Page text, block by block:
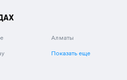
Алматы
Показать еще